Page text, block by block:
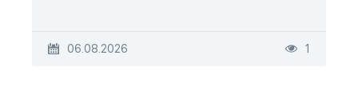
06.08.2026 1